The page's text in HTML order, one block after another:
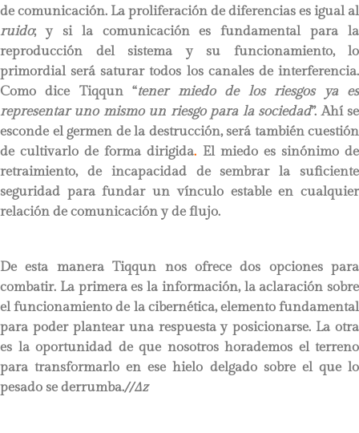
de comunicación. La proliferación de diferencias es igual al
ruido; y si la comunicación es fundamental para la
reproducción del sistema y su funcionamiento, lo
primordial será saturar todos los canales de interferencia.
Como dice Tiqqun “tener miedo de los riesgos ya es
representar uno mismo un riesgo para la sociedad”. Ahí se
esconde el germen de la destrucción, será también cuestión
de cultivarlo de forma dirigida. El miedo es sinónimo de
retraimiento, de incapacidad de sembrar la suficiente
seguridad para fundar un vínculo estable en cualquier
relación de comunicación y de flujo.
De esta manera Tiqqun nos ofrece dos opciones para
combatir. La primera es la información, la aclaración sobre
el funcionamiento de la cibernética, elemento fundamental
para poder plantear una respuesta y posicionarse. La otra
es la oportunidad de que nosotros horademos el terreno
para transformarlo en ese hielo delgado sobre el que lo
pesado se derrumba.//∆z